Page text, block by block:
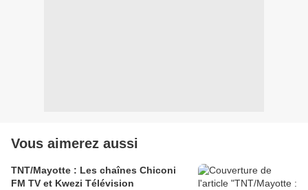
Vous aimerez aussi
TNT/Mayotte : Les chaînes Chiconi
FM TV et Kwezi Télévision